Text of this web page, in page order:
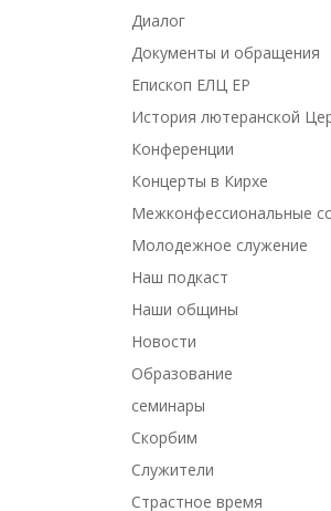
Диалог
Документы и обращения
Епископ ЕЛЦ ЕР
История лютеранской
Конференции
Концерты в Кирхе
Межконфессиональные
Молодежное служение
Наш подкаст
Наши общины
Новости
Образование
семинары
Скорбим
Служители
Страстное время